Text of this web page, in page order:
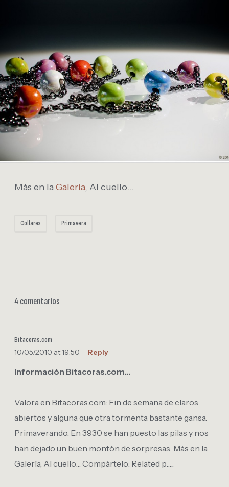
Más en laGalería, Al cuello…
Collares Primavera
4 comentarios
Bitacoras.com
10/05/2010 at 19:50 Reply
Información Bitacoras.com…
Valora en Bitacoras.com: Fin de semana de claros
abiertos y alguna que otra tormenta bastante gansa.
Primaverando. En 3930 se han puesto las pilas y nos
han dejado un buen montón de sorpresas. Más en la
Galería, Al cuello… Compártelo: Related p…..